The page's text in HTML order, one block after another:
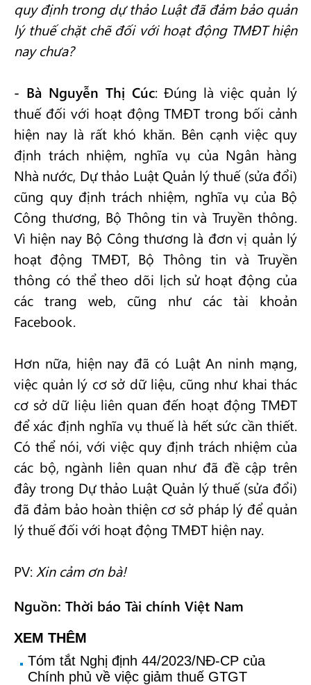
quy định trong dự thảo Luật đã đảm bảo quản
lý thuế chặt chẽ đối với hoạt động TMĐT hiện
nay chưa?
- Bà Nguyễn Thị Cúc: Đúng là việc quản lý
thuế đối với hoạt động TMĐT trong bối cảnh
hiện nay là rất khó khăn. Bên cạnh việc quy
định trách nhiệm, nghĩa vụ của Ngân hàng
Nhà nước, Dự thảo Luật Quản lý thuế (sửa đổi)
cũng quy định trách nhiệm, nghĩa vụ của Bộ
Công thương, Bộ Thông tin và Truyền thông.
Vì hiện nay Bộ Công thương là đơn vị quản lý
hoạt động TMĐT, Bộ Thông tin và Truyền
thông có thể theo dõi lịch sử hoạt động của
các trang web, cũng như các tài khoản
Facebook.
Hơn nữa, hiện nay đã có Luật An ninh mạng,
việc quản lý cơ sở dữ liệu, cũng như khai thác
cơ sở dữ liệu liên quan đến hoạt động TMĐT
để xác định nghĩa vụ thuế là hết sức cần thiết.
Có thể nói, với việc quy định trách nhiệm của
các bộ, ngành liên quan như đã đề cập trên
đây trong Dự thảo Luật Quản lý thuế (sửa đổi)
đã đảm bảo hoàn thiện cơ sở pháp lý để quản
lý thuế đối với hoạt động TMĐT hiện nay.
PV: Xin cảm ơn bà!
Nguồn: Thời báo Tài chính Việt Nam
XEM THÊM
Tóm tắt Nghị định 44/2023/NĐ-CP của
Chính phủ về việc giảm thuế GTGT